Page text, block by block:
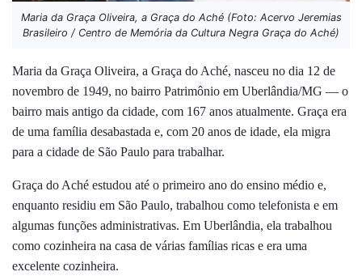
Maria da Graça Oliveira, a Graça do Aché (Foto: Acervo Jeremias
Brasileiro / Centro de Memória da Cultura Negra Graça do Aché)
Maria da Graça Oliveira, a Graça do Aché, nasceu no dia 12 de
novembro de 1949, no bairro Patrimônio em Uberlândia/MG — o
bairro mais antigo da cidade, com 167 anos atualmente. Graça era
de uma família desabastada e, com 20 anos de idade, ela migra
para a cidade de São Paulo para trabalhar.
Graça do Aché estudou até o primeiro ano do ensino médio e,
enquanto residiu em São Paulo, trabalhou como telefonista e em
algumas funções administrativas. Em Uberlândia, ela trabalhou
como cozinheira na casa de várias famílias ricas e era uma
excelente cozinheira.